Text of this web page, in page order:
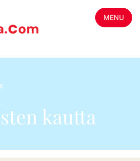
MENU
kautta